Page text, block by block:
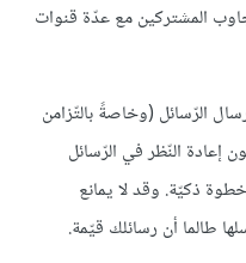
المشتركين مع عدّة قنوات
الرّسائل (وخاصةً بالتّزامن
إعادة النّظر في الرّسائل
ذكيّة. وقد لا يمانع
طالما أن رسائلك قيّمة.